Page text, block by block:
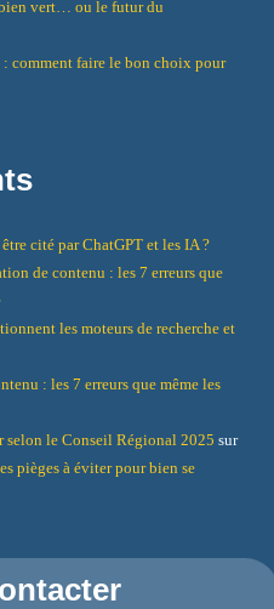
vert… ou le futur du
: comment faire le bon choix pour
cité par ChatGPT et les IA ?
de contenu : les 7 erreurs que
les moteurs de recherche et
: les 7 erreurs que même les
selon le Conseil Régional 2025 sur
pièges à éviter pour bien se